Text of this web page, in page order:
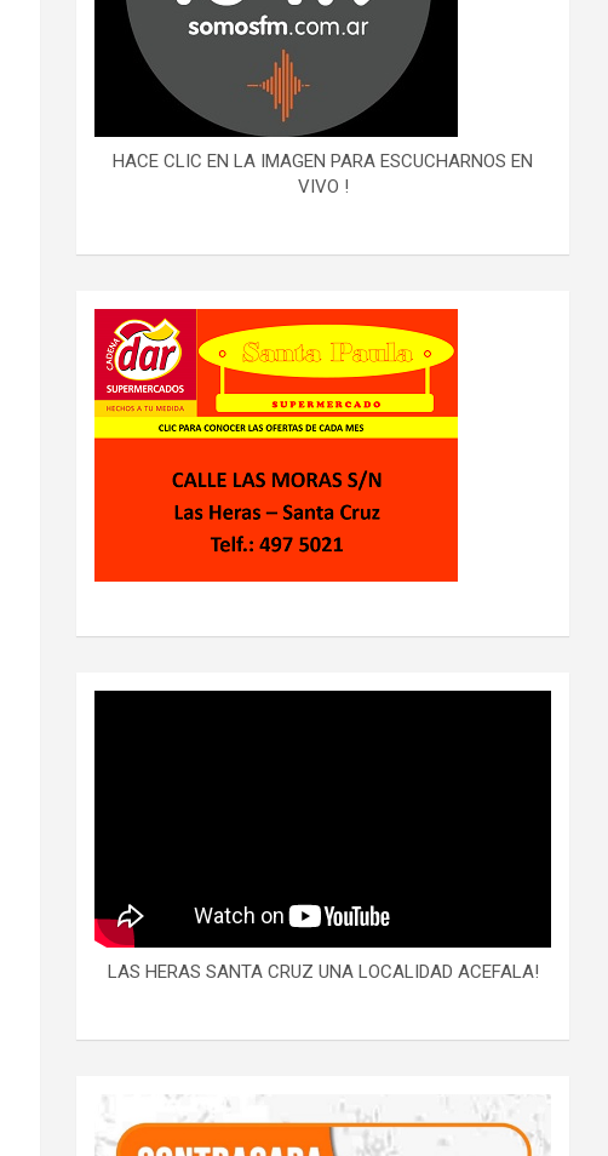
HACE CLIC EN LA IMAGEN PARA ESCUCHARNOS EN
VIVO !
LAS HERAS SANTA CRUZ UNA LOCALIDAD ACEFALA!